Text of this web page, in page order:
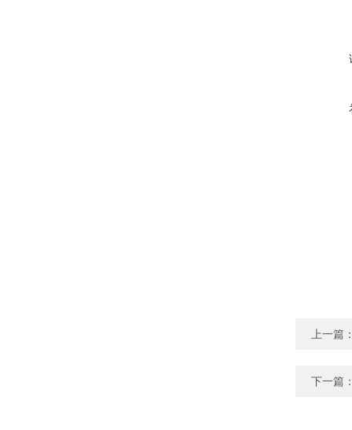
上一篇
下一篇